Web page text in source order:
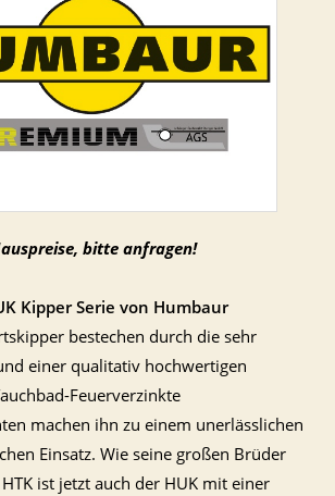
bitte anfragen!
Kipper Serie von Humbaur
bestechen durch die sehr
einer qualitativ hochwertigen
Feuerverzinkte
machen ihn zu einem unerlässlichen
Einsatz. Wie seine großen Brüder
ist jetzt auch der HUK mit einer